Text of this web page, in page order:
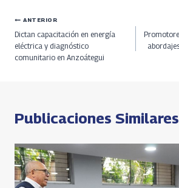
b
o
o
a
ds
a
m
s
Li
n
e
Navegación
de
ANTERIOR
Dictan capacitación en energía
eléctrica y diagnóstico
comunitario en Anzoátegui
Publicaciones Similares